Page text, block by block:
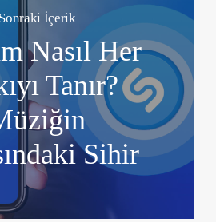
Sonraki İçerik
Nasıl Her
Tanır?
Sihir